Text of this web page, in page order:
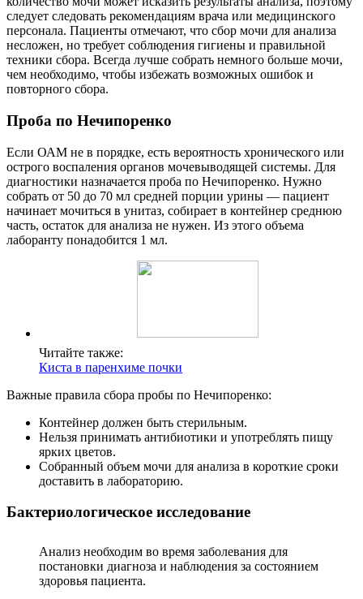
следует следовать рекомендациям врача или медицинского
персонала. Пациенты отмечают, что сбор мочи для анализа
несложен, но требует соблюдения гигиены и правильной
техники сбора. Всегда лучше собрать немного больше мочи,
чем необходимо, чтобы избежать возможных ошибок и
повторного сбора.
Проба по Нечипоренко
Если ОАМ не в порядке, есть вероятность хронического или
острого воспаления органов мочевыводящей системы. Для
диагностики назначается проба по Нечипоренко. Нужно
собрать от 50 до 70 мл средней порции урины — пациент
начинает мочиться в унитаз, собирает в контейнер среднюю
часть, остаток для анализа не нужен. Из этого объема
лаборанту понадобится 1 мл.
Читайте также:
Киста в паренхиме почки
Важные правила сбора пробы по Нечипоренко:
Контейнер должен быть стерильным.
Нельзя принимать антибиотики и употреблять пищу
ярких цветов.
Собранный объем мочи для анализа в короткие сроки
доставить в лабораторию.
Бактериологическое исследование
Анализ необходим во время заболевания для
постановки диагноза и наблюдения за состоянием
здоровья пациента.